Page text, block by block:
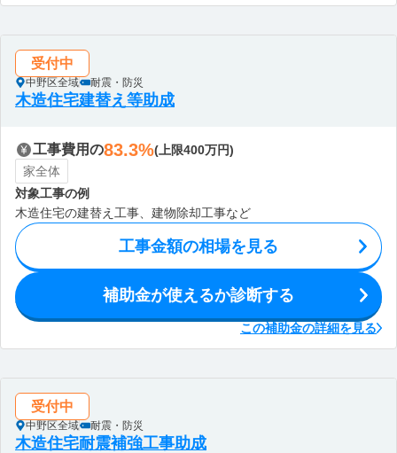
受付中
中野区全域 耐震・防災
木造住宅建替え等助成
工事費用の83.3%(上限400万円)
家全体
対象工事の例
木造住宅の建替え工事、建物除却工事など
工事金額の相場を見る
補助金が使えるか診断する
この補助金の詳細を見る
受付中
中野区全域 耐震・防災
木造住宅耐震補強工事助成